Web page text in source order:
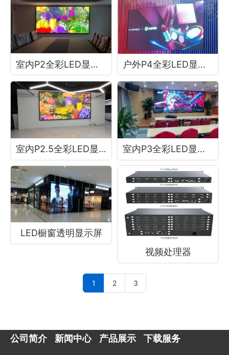
室内P2全彩LED显示屏 户外P4全彩LED显示屏
室内P2.5全彩LED显示屏 室内P3全彩LED显示屏
LED橱窗透明显示屏
视频处理器
1 2 3
公司简介 新闻中心 产品展示 下载服务